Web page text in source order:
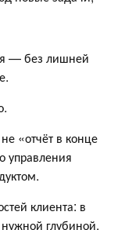
— без лишней
«отчёт в конце
управления
клиента: в
глубиной.